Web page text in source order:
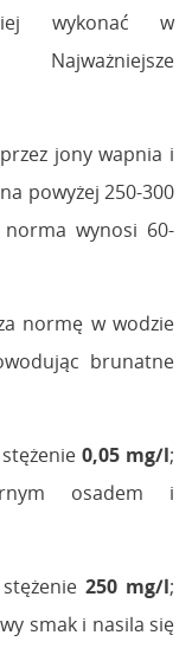
wykonać w
Najważniejsze
jony wapnia i
powyżej 250-300
norma wynosi 60-
normę w wodzie
brunatne
0,05 mg/l;
osadem i
stężenie250 mg/l;
smak i nasila się